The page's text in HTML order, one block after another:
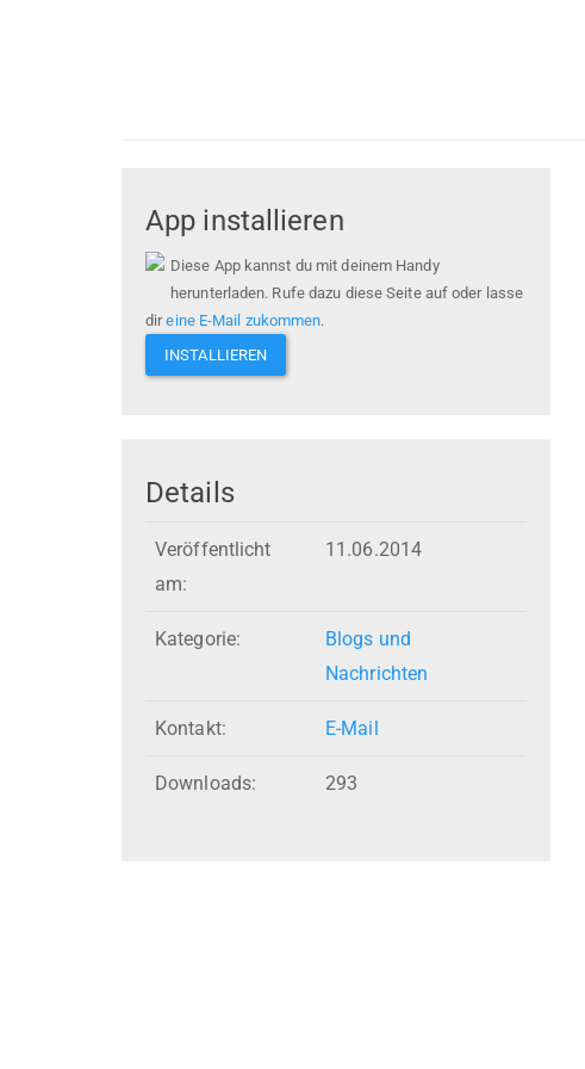
App installieren
Diese App kannst du mit deinem Handy
herunterladen. Rufe dazu diese Seite auf oder lasse
direine E-Mail zukommen.
INSTALLIEREN
Details
Veröffentlicht
am:
11.06.2014
Kategorie:
Blogs und
Nachrichten
Kontakt: E-Mail
Downloads: 293